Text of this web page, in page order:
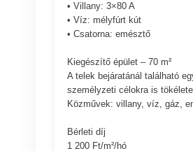
• Villany: 3×80 A
• Víz: mélyfúrt kút
• Csatorna: emésztő
Kiegészítő épület – 70 m²
A telek bejáratánál található
személyzeti célokra is
Közművek: villany, víz, gáz,
Bérleti díj
1 200 Ft/m²/hó